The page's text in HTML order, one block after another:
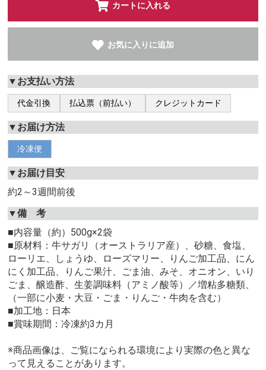
カートに入れる
お気に入りに追加
▼お支払い方法
代金引換 払込票（前払い） クレジットカード
▼お届け方法
冷凍便
▼お届け目安
約2～3週間前後
▼備 考
■内容量（約）500g×2袋
■原材料：牛サガリ（オーストラリア産）、砂糖、食塩、
ローリエ、しょうゆ、ローズマリー、りんご加工品、にん
にく加工品、りんご果汁、ごま油、みそ、オニオン、いり
ごま、醸造酢、生姜調味料（アミノ酸等）／増粘多糖類、
（一部に小麦・大豆・ごま・りんご・牛肉を含む）
■加工地：日本
■賞味期間：冷凍約3カ月
※商品画像は、ご覧になられる環境により実際の色と異な
って見えることがあります。